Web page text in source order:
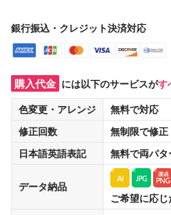
銀行振込・クレジット決済対応
購入代金 には以下のサービスがす
色変更・アレンジ
無料で対応
修正回数
無制限で修正
日本語英語表記
無料で両パ
データ納品
ご希望に応